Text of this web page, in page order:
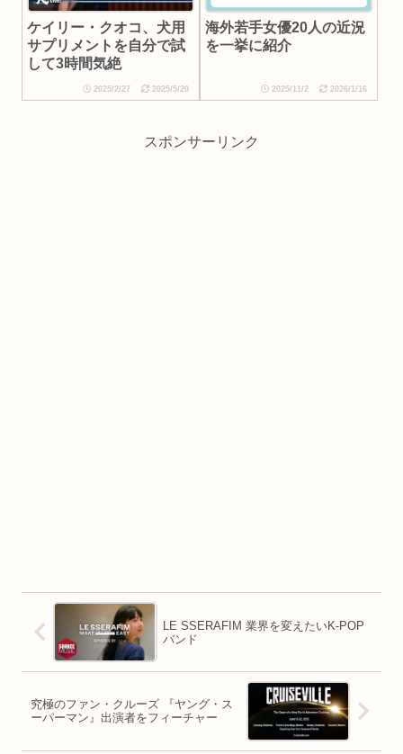
ケイリー・クオコ、犬用
サプリメントを自分で試
して3時間気絶
2025/2/27 2025/5/20
海外若手女優20人の近況
を一挙に紹介
2025/11/2 2026/1/16
スポンサーリンク
LE SSERAFIM 業界を変えたいK-POP
バンド
究極のファン・クルーズ 『ヤング・ス
ーパーマン』出演者をフィーチャー